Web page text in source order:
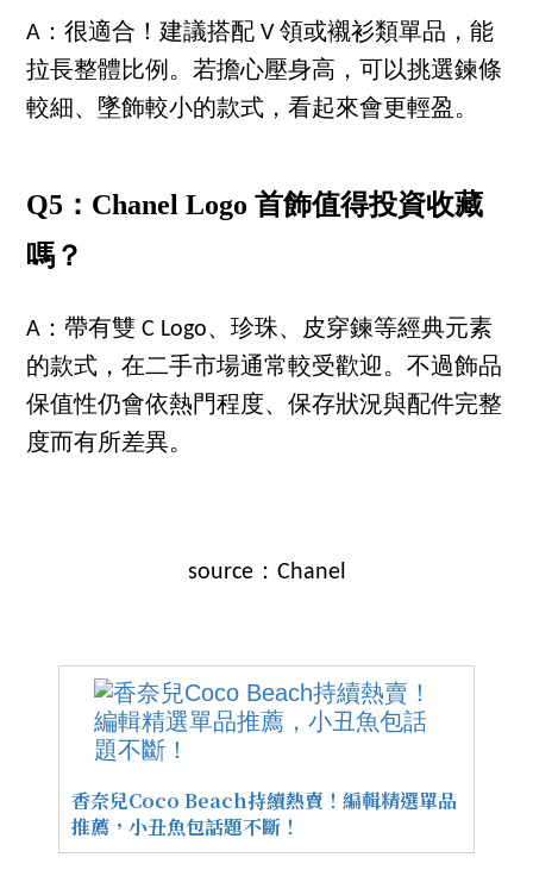
A：很適合！建議搭配 V 領或襯衫類單品，能
拉長整體比例。若擔心壓身高，可以挑選鍊條
較細、墜飾較小的款式，看起來會更輕盈。
Q5：Chanel Logo 首飾值得投資收藏
嗎？
A：帶有雙 C Logo、珍珠、皮穿鍊等經典元素
的款式，在二手市場通常較受歡迎。不過飾品
保值性仍會依熱門程度、保存狀況與配件完整
度而有所差異。
source：Chanel
香奈兒Coco Beach持續熱賣！編輯精選單品
推薦，小丑魚包話題不斷！